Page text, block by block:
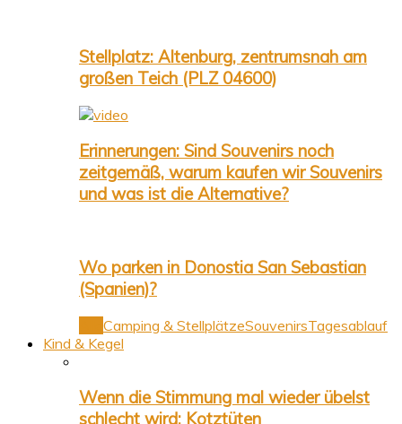
Stellplatz: Altenburg, zentrumsnah am
großen Teich (PLZ 04600)
Erinnerungen: Sind Souvenirs noch
zeitgemäß, warum kaufen wir Souvenirs
und was ist die Alternative?
Wo parken in Donostia San Sebastian
(Spanien)?
Camping & StellplätzeSouvenirsTagesablauf
Kind & Kegel
Wenn die Stimmung mal wieder übelst
schlecht wird: Kotztüten